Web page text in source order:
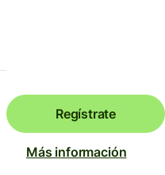
Regístrate
Más información